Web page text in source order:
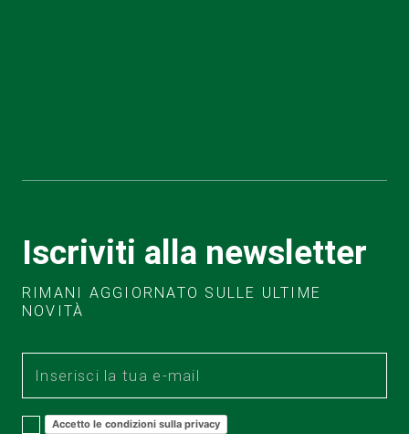
Iscriviti alla newsletter
RIMANI AGGIORNATO SULLE ULTIME
NOVITÀ
Accetto le condizioni sulla privacy